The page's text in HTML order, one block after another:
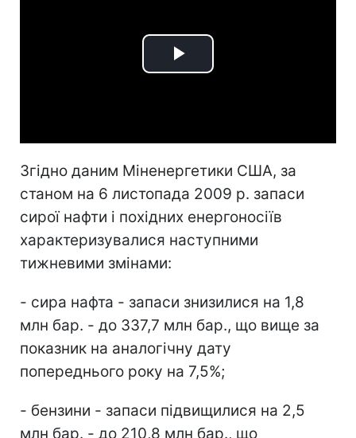
Play
Згідно даним Міненергетики США, за
станом на 6 листопада 2009 р. запаси
сирої нафти і похідних енергоносіїв
характеризувалися наступними
тижневими змінами:
- сира нафта - запаси знизилися на 1,8
млн бар. - до 337,7 млн бар., що вище за
показник на аналогічну дату
попереднього року на 7,5%;
- бензини - запаси підвищилися на 2,5
млн бар. - до 210,8 млн бар., що